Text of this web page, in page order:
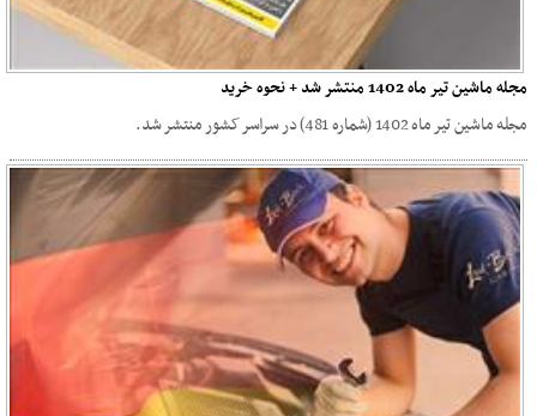
مجله ماشین تیر ماه 1402 منتشر شد + نحوه خرید
مجله ماشین تیر ماه 1402 (شماره 481) در سراسر کشور منتشر شد.